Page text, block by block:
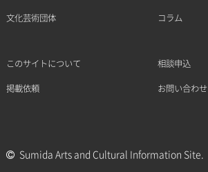
文化芸術団体
コラム
このサイトについて
掲載依頼
相談申込
お問い合わせ
Sumida Arts and Cultural Information Site.